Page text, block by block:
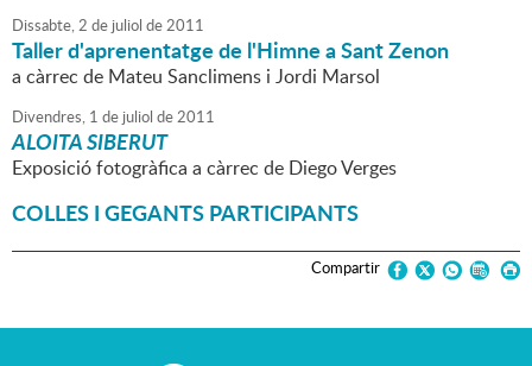
Dissabte,2 de juliol de2011
Taller d'aprenentatge de l'Himne a Sant Zenon
a càrrec de Mateu Sanclimens i Jordi Marsol
Divendres, 1 de juliol de2011
ALOITA SIBERUT
Exposició fotogràfica a càrrec de Diego Verges
COLLES I GEGANTS PARTICIPANTS
Compartir